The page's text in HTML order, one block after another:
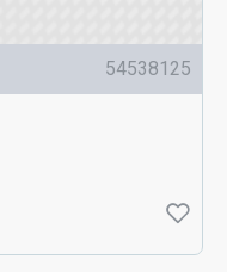
54538125